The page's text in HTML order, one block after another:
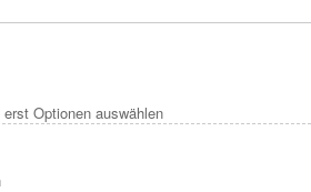
erst Optionen auswählen